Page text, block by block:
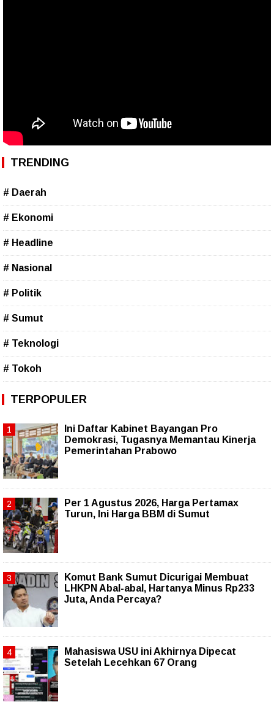
TRENDING
# Daerah
# Ekonomi
# Headline
# Nasional
# Politik
# Sumut
# Teknologi
# Tokoh
TERPOPULER
Ini Daftar Kabinet Bayangan Pro
Demokrasi, Tugasnya Memantau Kinerja
Pemerintahan Prabowo
Per 1 Agustus 2026, Harga Pertamax
Turun, Ini Harga BBM di Sumut
Komut Bank Sumut Dicurigai Membuat
LHKPN Abal-abal, Hartanya Minus Rp233
Juta, Anda Percaya?
Mahasiswa USU ini Akhirnya Dipecat
Setelah Lecehkan 67 Orang